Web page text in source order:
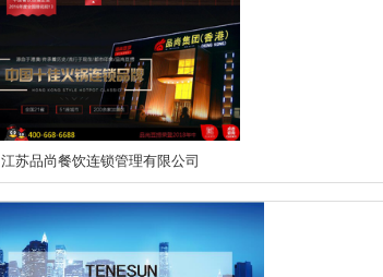
江苏品尚餐饮连锁管理有限公司